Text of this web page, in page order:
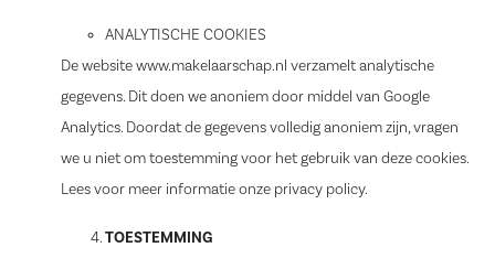
ANALYTISCHE COOKIES
De website www.makelaarschap.nl verzamelt analytische
gegevens. Dit doen we anoniem door middel van Google
Analytics. Doordat de gegevens volledig anoniem zijn, vragen
we u niet om toestemming voor het gebruik van deze cookies.
Lees voor meer informatie onze privacy policy.
TOESTEMMING